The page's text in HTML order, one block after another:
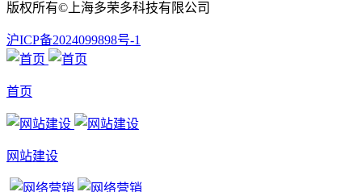
版权所有©上海多荣多科技有限公司
沪ICP备2024099898号-1
首页
网站建设